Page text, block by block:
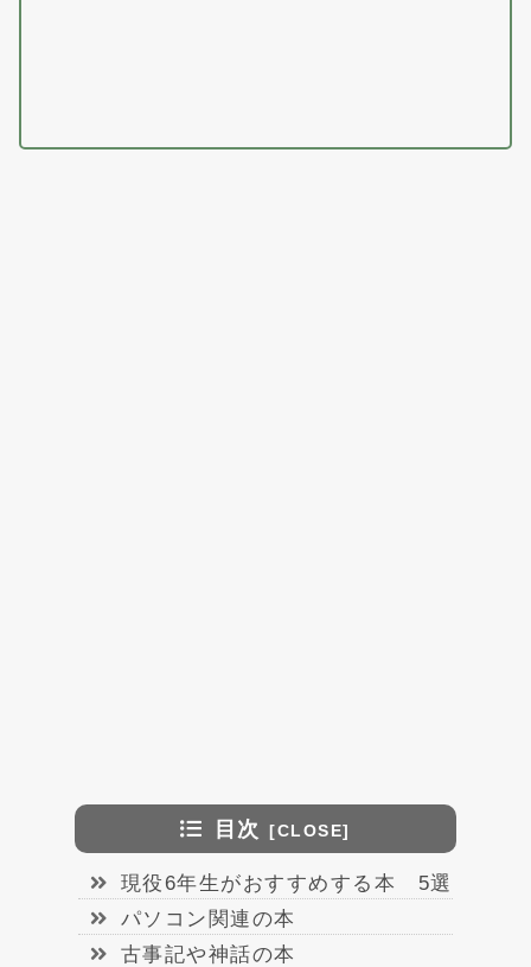
目次
現役6年生がおすすめする本 5選
パソコン関連の本
古事記や神話の本